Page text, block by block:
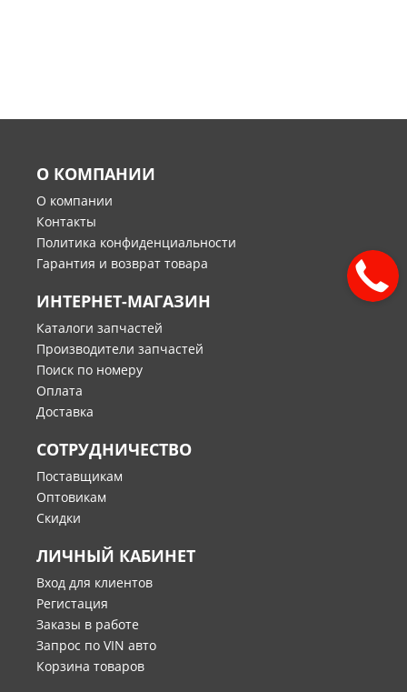
О КОМПАНИИ
О компании
Контакты
Политика конфиденциальности
Гарантия и возврат товара
ИНТЕРНЕТ-МАГАЗИН
Каталоги запчастей
Производители запчастей
Поиск по номеру
Оплата
Доставка
СОТРУДНИЧЕСТВО
Поставщикам
Оптовикам
Скидки
ЛИЧНЫЙ КАБИНЕТ
Вход для клиентов
Регистация
Заказы в работе
Запрос по VIN авто
Корзина товаров